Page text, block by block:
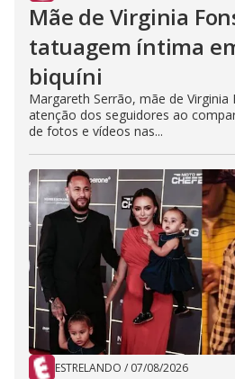
Mãe de Virginia
tatuagem íntima
biquíni
Margareth Serrão, mãe de Virginia
atenção dos seguidores ao
de fotos e vídeos nas...
ESTRELANDO / 07/08/2026